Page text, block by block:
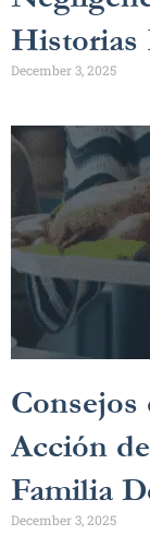
Historias
December 3, 2025
Consejos
Acción
Familia
December 3, 2025